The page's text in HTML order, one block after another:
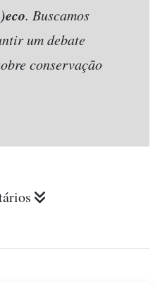
. Buscamos
um debate
conservação